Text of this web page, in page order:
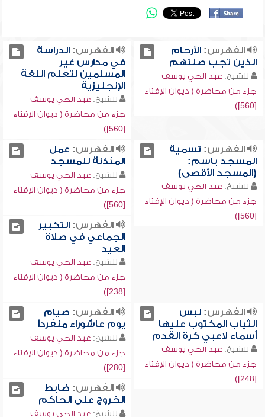
الفهرس:الأرحام
الذين تجب صلتهم
للشيخ: عبد الحي يوسف
جزء من محاضرة ( ديوان الإفتاء
[560])
الفهرس:الدراسة
في مدارس غير
المسلمين لتعلم اللغة
الإنجليزية
للشيخ: عبد الحي يوسف
جزء من محاضرة ( ديوان الإفتاء
[560])
الفهرس: تسمية
المسجد باسم:
(المسجد الأقصى)
للشيخ: عبد الحي يوسف
جزء من محاضرة ( ديوان الإفتاء
[560])
الفهرس: عمل
المئذنة للمسجد
للشيخ: عبد الحي يوسف
جزء من محاضرة ( ديوان الإفتاء
[560])
الفهرس:التكبير
الجماعي في صلاة
العيد
للشيخ: عبد الحي يوسف
جزء من محاضرة ( ديوان الإفتاء
[238])
الفهرس:لبس
الثياب المكتوب عليها
أسماء لاعبي كرة القدم
للشيخ: عبد الحي يوسف
جزء من محاضرة ( ديوان الإفتاء
[248])
الفهرس: صيام
يوم عاشوراء منفرداً
للشيخ: عبد الحي يوسف
جزء من محاضرة ( ديوان الإفتاء
[280])
الفهرس: ضابط
الخروج على الحاكم
للشيخ: عبد الحي يوسف